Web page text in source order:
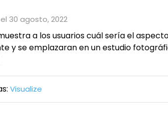
30 agosto, 2022
a los usuarios cuál sería el
y se emplazaran en un estudio
Visualize